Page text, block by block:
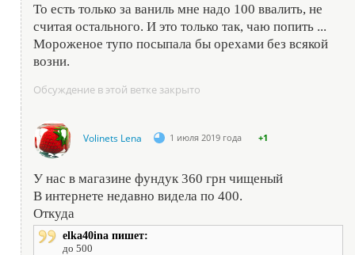
То есть только за ваниль мне надо 100 ввалить, не
считая остального. И это только так, чаю попить ...
Мороженое тупо посыпала бы орехами без всякой
возни.
Обсуждение в этой ветке закрыто
Volinets Lena 1 июля 2019 года +1
У нас в магазине фундук 360 грн чищеный
В интернете недавно видела по 400.
Откуда
elka40ina пишет:
до 500